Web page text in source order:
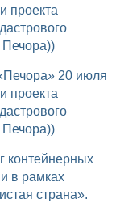
проекта
Печора))
проекта
Печора))
в рамках
страна».